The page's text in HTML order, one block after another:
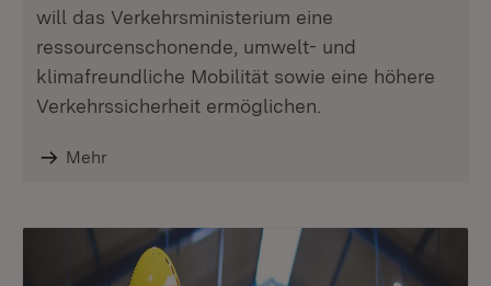
will das Verkehrsministerium eine
ressourcenschonende, umwelt- und
klimafreundliche Mobilität sowie eine höhere
Verkehrssicherheit ermöglichen.
Mehr